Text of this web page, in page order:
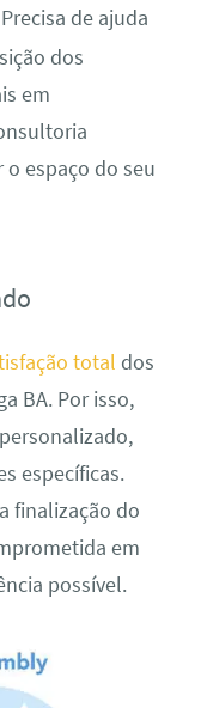
de ajuda
dos
em
espaço do seu
total dos
BA. Por isso,
específicas.
finalização do
em
possível.